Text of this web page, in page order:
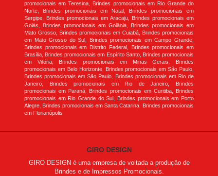
promocionais em Teresina, Brindes promocionais em Rio Grande do
Norte, Brindes promocionais em Natal, Brindes promocionais em
Sergipe, Brindes promocionais em Aracaju, Brindes promocionais em
Goiás, Brindes promocionais em Goiânia, Brindes promocionais em
Mato Grosso, Brindes promocionais em Cuiabá, Brindes promocionais
em Mato Grosso do Sul, Brindes promocionais em Campo Grande,
Brindes promocionais em Distrito Federal, Brindes promocionais em
Brasília, Brindes promocionais em Espírito Santo, Brindes promocionais
em Vitória, Brindes promocionais em Minas Gerais, Brindes
promocionais em Belo Horizonte, Brindes promocionais em São Paulo,
Brindes promocionais em São Paulo, Brindes promocionais em Rio de
Janeiro, Brindes promocionais em Rio de Janeiro, Brindes
promocionais em Paraná, Brindes promocionais em Curitiba, Brindes
promocionais em Rio Grande do Sul, Brindes promocionais em Porto
Alegre, Brindes promocionais em Santa Catarina, Brindes promocionais
em Florianópolis
GIRO DESIGN
GIRO DESIGN é uma empresa de voltada a produção de
Brindes e de Impressos Promocionais.